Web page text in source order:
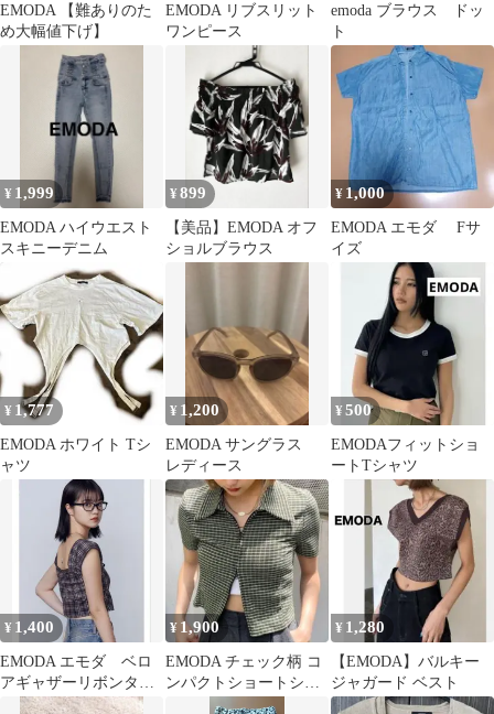
EMODA 【難ありのた
め大幅値下げ】
EMODA リブスリット
ワンピース
emoda ブラウス ドッ
ト
¥ 1,999
EMODA ハイウエスト
スキニーデニム
¥899
【美品】EMODA オフ
ショルブラウス
¥ 1,000
EMODA エモダ Fサ
イズ
¥ 1,777
EMODA ホワイト Tシ
ャツ
¥ 1,200
EMODA サングラス
レディース
¥500
EMODAフィットショ
ートTシャツ
¥ 1,400
EMODA エモダ ベロ
アギャザーリボンタン
クトップ
¥ 1,900
EMODA チェック柄 コ
ンパクトショートシャ
ツトップ（ミック
¥ 1,280
【EMODA】バルキー
ジャガード ベスト